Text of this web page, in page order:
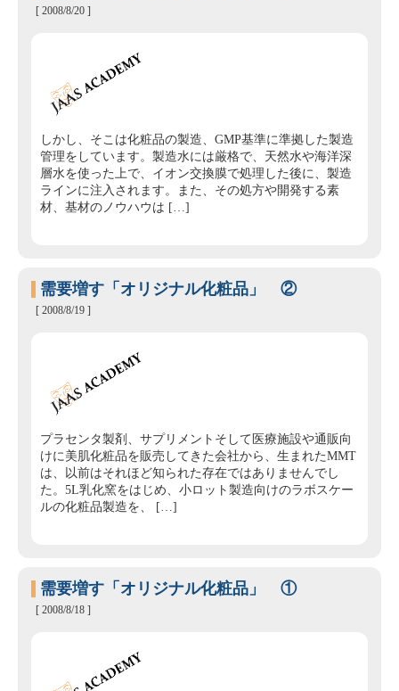
[ 2008/8/20 ]
しかし、そこは化粧品の製造、GMP基準に準拠した製造
管理をしています。製造水には厳格で、天然水や海洋深
層水を使った上で、イオン交換膜で処理した後に、製造
ラインに注入されます。また、その処方や開発する素
材、基材のノウハウは […]
需要増す「オリジナル化粧品」 ②
[ 2008/8/19 ]
プラセンタ製剤、サプリメントそして医療施設や通販向
けに美肌化粧品を販売してきた会社から、生まれたMMT
は、以前はそれほど知られた存在ではありませんでし
た。5L乳化窯をはじめ、小ロット製造向けのラボスケー
ルの化粧品製造を、 […]
需要増す「オリジナル化粧品」 ①
[ 2008/8/18 ]